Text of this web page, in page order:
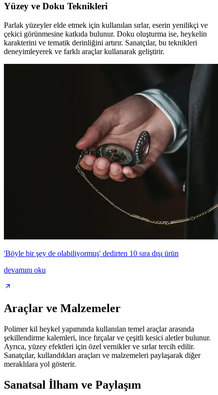
Yüzey ve Doku Teknikleri
Parlak yüzeyler elde etmek için kullanılan sırlar, eserin yenilikçi ve
çekici görünmesine katkıda bulunur. Doku oluşturma ise, heykelin
karakterini ve tematik derinliğini artırır. Sanatçılar, bu teknikleri
deneyimleyerek ve farklı araçlar kullanarak geliştirir.
'Böyle bir şey de olabiliyormuş' dedirten 10 sıra dışı ürün
devamını oku
Araçlar ve Malzemeler
Polimer kil heykel yapımında kullanılan temel araçlar arasında
şekillendirme kalemleri, ince fırçalar ve çeşitli kesici aletler bulunur.
Ayrıca, yüzey efektleri için özel vernikler ve sırlar tercih edilir.
Sanatçılar, kullandıkları araçları ve malzemeleri paylaşarak diğer
meraklılara yol gösterir.
Sanatsal İlham ve Paylaşım